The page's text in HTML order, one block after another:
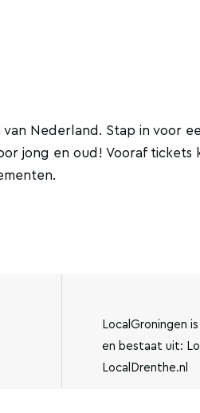
Nederland. Stap in voor
jong en oud! Vooraf
LocalGroningen
en bestaat uit:
LocalDrenthe.nl